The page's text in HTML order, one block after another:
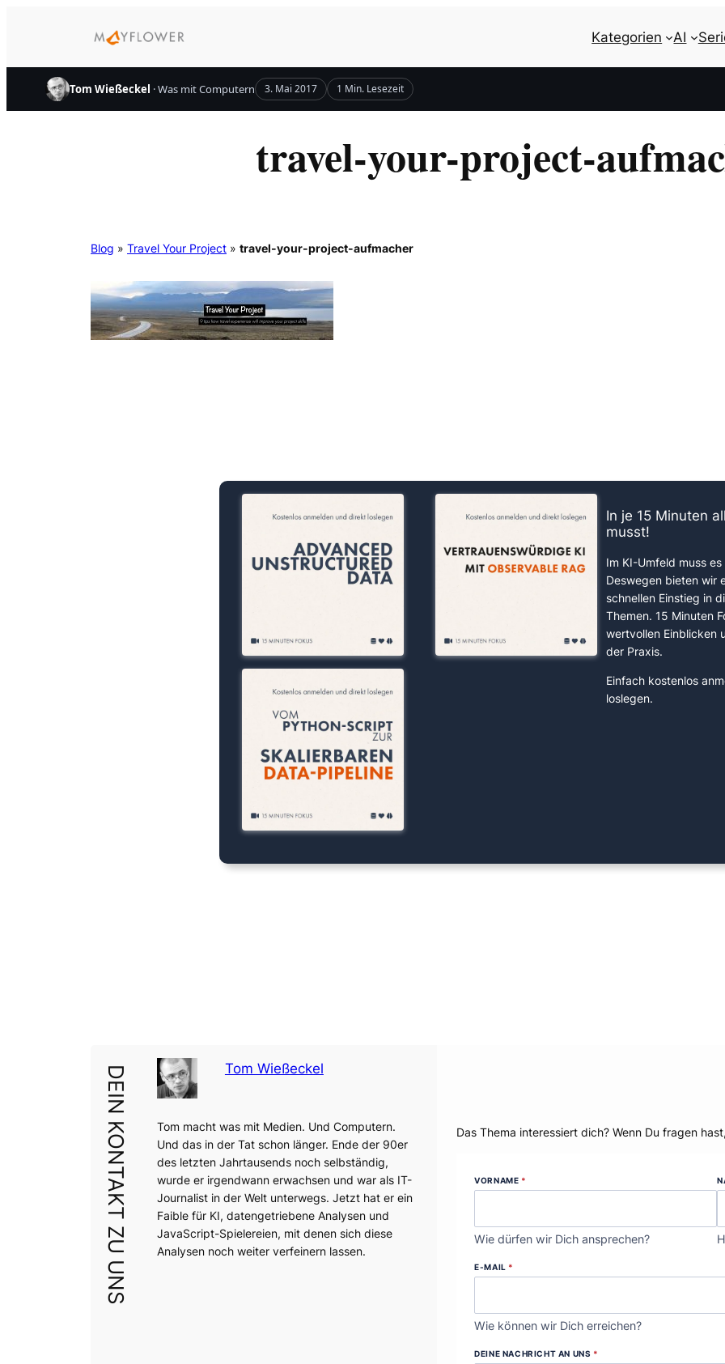
Kategorien AI
Tom Wießeckel · Was mit Computern 3. Mai 2017 1 Min. Lesezeit
travel-your-project-
Blog » Travel Your Project » travel-your-project-aufmacher
In je 15 Minuten
musst!
Im KI-Umfeld muss
Deswegen bieten wir
schnellen Einstieg in
Themen. 15 Minuten
wertvollen Einblicken
der Praxis.
Einfach kostenlos
loslegen.
DEIN KONTAKT ZU UNS Tom Wießeckel
Tom macht was mit Medien. Und Computern.
Und das in der Tat schon länger. Ende der 90er
des letzten Jahrtausends noch selbständig,
wurde er irgendwann erwachsen und war als IT-
Journalist in der Welt unterwegs. Jetzt hat er ein
Faible für KI, datengetriebene Analysen und
JavaScript-Spielereien, mit denen sich diese
Analysen noch weiter verfeinern lassen.
Das Thema interessiert dich? Wenn Du fragen
VORNAME *
Wie dürfen wir Dich ansprechen?
E-MAIL *
Wie können wir Dich erreichen?
DEINE NACHRICHT AN UNS *